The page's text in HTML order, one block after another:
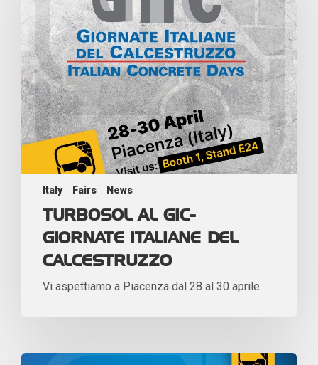
Italy Fairs News
TURBOSOL AL GIC-
GIORNATE ITALIANE DEL
CALCESTRUZZO
Vi aspettiamo a Piacenza dal 28 al 30 aprile